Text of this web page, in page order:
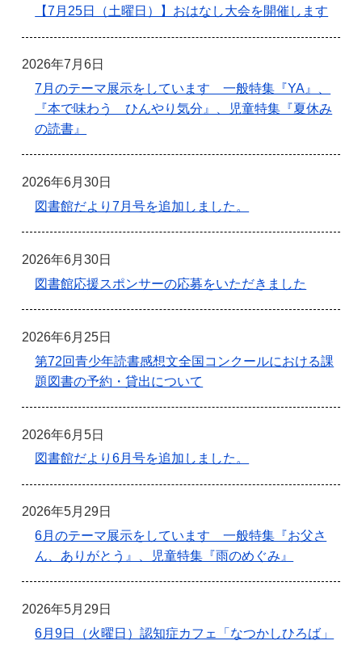
【7月25日（土曜日）】おはなし大会を開催します
2026年7月6日
7月のテーマ展示をしています 一般特集『YA』、
『本で味わう ひんやり気分』、児童特集『夏休み
の読書』
2026年6月30日
図書館だより7月号を追加しました。
2026年6月30日
図書館応援スポンサーの応募をいただきました
2026年6月25日
第72回青少年読書感想文全国コンクールにおける課
題図書の予約・貸出について
2026年6月5日
図書館だより6月号を追加しました。
2026年5月29日
6月のテーマ展示をしています 一般特集『お父さ
ん、ありがとう』、児童特集『雨のめぐみ』
2026年5月29日
6月9日（火曜日）認知症カフェ「なつかしひろば」